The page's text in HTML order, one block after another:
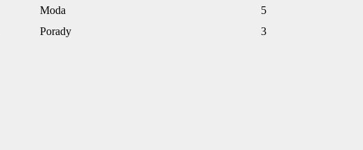
Moda
5
Porady
3